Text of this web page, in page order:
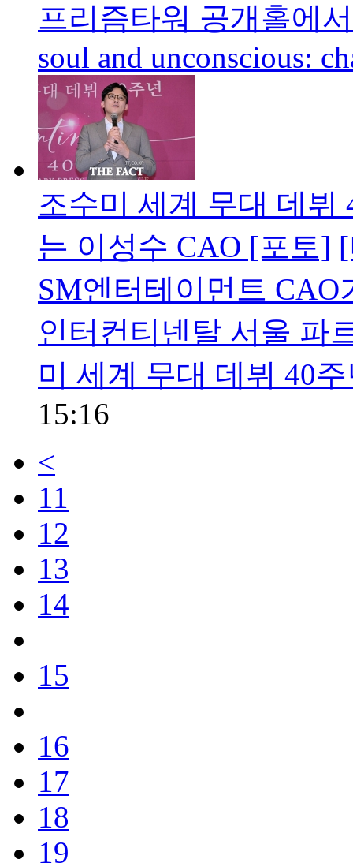
프리즘타워 공개홀에
soul and unconscious:
조수미 세계 무대 데뷔
는 이성수 CAO [포토]
SM엔터테이먼트
인터컨티넨탈 서울 파
미 세계 무대 데뷔 40
15:16
<
11
12
13
14
15
16
17
18
19